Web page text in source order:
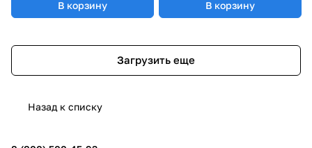
В корзину В корзину
Загрузить еще
Назад к списку